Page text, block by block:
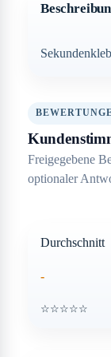
Freigegebene
optionaler
Durchschnitt
-
☆☆☆☆☆